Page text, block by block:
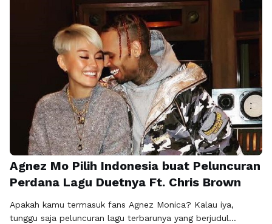
menghilangkan yang ciri aslinya. Ada sebagian para pecinta
Baca Selengkapnya
Agnez Mo Pilih Indonesia buat Peluncuran
Perdana Lagu Duetnya Ft. Chris Brown
Apakah kamu termasuk fans Agnez Monica? Kalau iya,
tunggu saja peluncuran lagu terbarunya yang berjudul